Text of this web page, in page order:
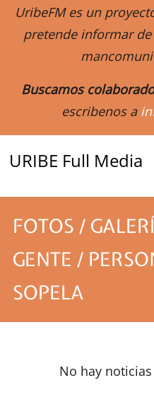
UribeFM es un
pretende informar
Buscamos
escribenos a
URIBE Full Media
FOTOS /
GENTE /
SOPELA
No hay